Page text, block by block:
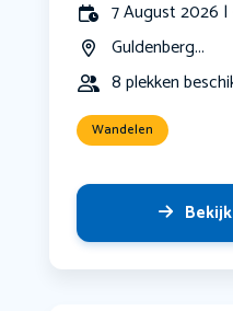
7 August 2026
Guldenberg...
8 plekken
Wandelen